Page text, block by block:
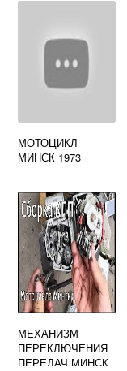
МОТОЦИКЛ
МИНСК 1973
МЕХАНИЗМ
ПЕРЕКЛЮЧЕНИЯ
ПЕРЕДАЧ МИНСК